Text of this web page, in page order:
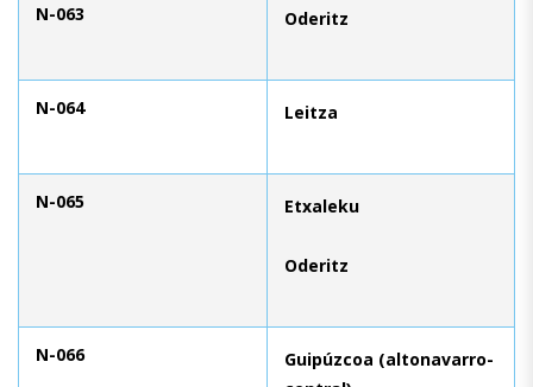
N-063 Oderitz
N-064 Leitza
N-065 Etxaleku
Oderitz
N-066
Guipúzcoa (altonavarro-